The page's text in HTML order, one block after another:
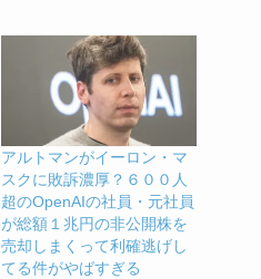
アルトマンがイーロン・マ
スクに敗訴濃厚？６００人
超のOpenAIの社員・元社員
が総額１兆円の非公開株を
売却しまくって利確逃げし
てる件がやばすぎる